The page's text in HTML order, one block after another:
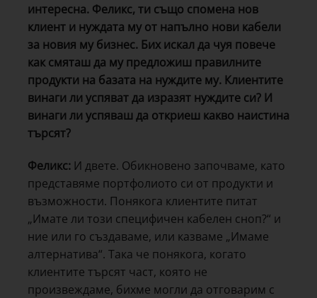
интересна. Феликс, ти също спомена нов
клиент и нуждата му от напълно нови кабели
за новия му бизнес. Бих искал да чуя повече
как смяташ да му предложиш правилните
продукти на базата на нуждите му. Клиентите
винаги ли успяват да изразят нуждите си? И
винаги ли успяваш да откриеш какво наистина
търсят?
Феликс: И двете. Обикновено започваме, като
представяме портфолиото си от продукти и
възможности. Понякога клиентите питат
„Имате ли този специфичен кабелен сноп?“ и
ние или го създаваме, или казваме „Имаме
алтернатива“. Така че понякога, когато
клиентите търсят част, която не
произвеждаме, бихме могли да отговарим с